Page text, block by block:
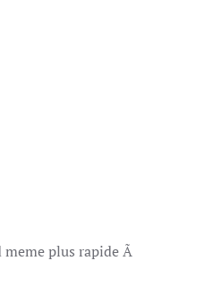
meme plus rapide Ã